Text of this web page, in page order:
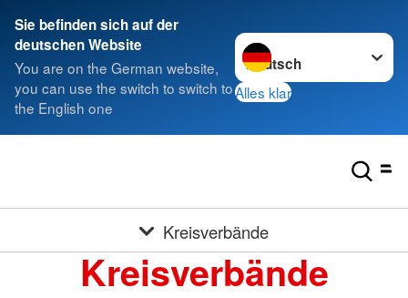
Sie befinden sich auf der
deutschen Website
You are on the German website,
you can use the switch to switch to
the English one
Sprache wechseln zu
Alles klar
Kreisverbände
Kreisverbände